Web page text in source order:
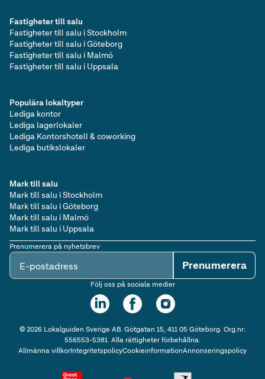
Populära lokaltyper
Lediga kontor
Lediga lagerlokaler
Lediga Kontorshotell & coworking
Lediga butikslokaler
Fastigheter till salu
Fastigheter till salu i Stockholm
Fastigheter till salu i Göteborg
Fastigheter till salu i Malmö
Fastigheter till salu i Uppsala
Mark till salu
Mark till salu i Stockholm
Mark till salu i Göteborg
Mark till salu i Malmö
Mark till salu i Uppsala
Prenumerera på nyhetsbrev
E-postadress Prenumerera
Följ oss på sociala medier
©2026Lokalguiden Sverige AB. Götgatan 15, 411 05 Göteborg. Org.nr:
556553-5381. Alla rättigheter förbehållna.
Allmänna villkorIntegritetspolicyCookieinformationAnnonseringspolicy